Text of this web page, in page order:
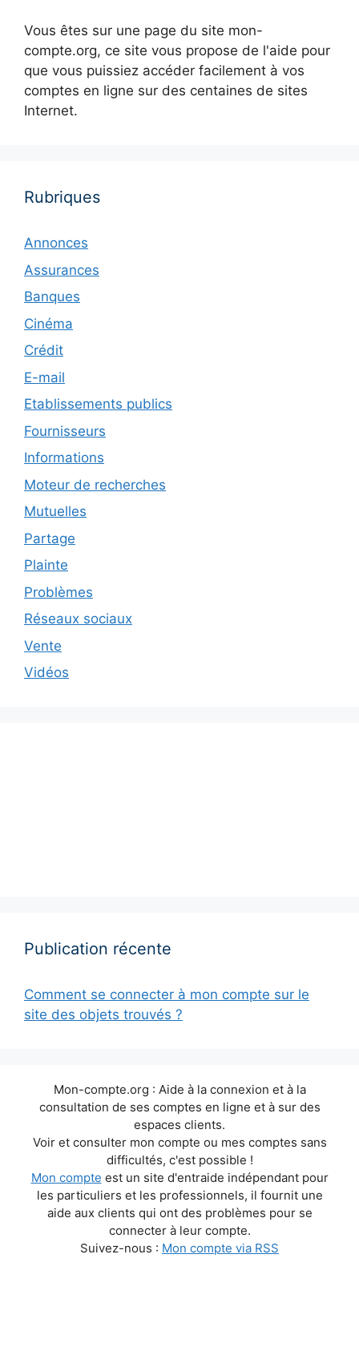
Vous êtes sur une page du site mon-
compte.org, ce site vous propose de l'aide pour
que vous puissiez accéder facilement à vos
comptes en ligne sur des centaines de sites
Internet.
Rubriques
Annonces
Assurances
Banques
Cinéma
Crédit
E-mail
Etablissements publics
Fournisseurs
Informations
Moteur de recherches
Mutuelles
Partage
Plainte
Problèmes
Réseaux sociaux
Vente
Vidéos
Publication récente
Comment se connecter à mon compte sur le
site des objets trouvés ?
Mon-compte.org : Aide à la connexion et à la
consultation de ses comptes en ligne et à sur des
espaces clients.
Voir et consulter mon compte ou mes comptes sans
difficultés, c'est possible !
Mon compte est un site d'entraide indépendant pour
les particuliers et les professionnels, il fournit une
aide aux clients qui ont des problèmes pour se
connecter à leur compte.
Suivez-nous : Mon compte via RSS